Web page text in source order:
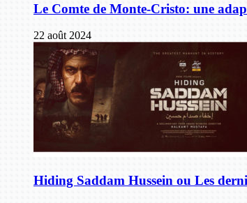
Le Comte de Monte-Cristo: une
22 août 2024
Hiding Saddam Hussein ou Les